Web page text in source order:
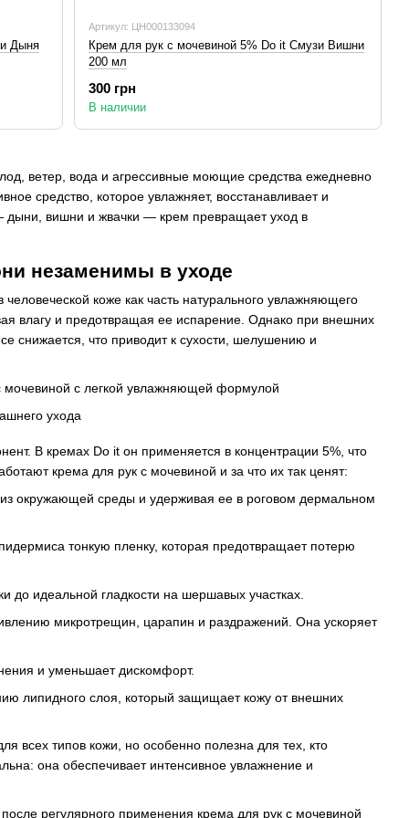
ветер, вода и агрессивные моющие средства ежедневно
средство, которое увлажняет, восстанавливает и
дыни, вишни и жвачки — крем превращает уход в
незаменимы в уходе
коже как часть натурального увлажняющего
влагу и предотвращая ее испарение. Однако при внешних
снижается, что приводит к сухости, шелушению и
В кремах Do it он применяется в концентрации 5%, что
крема для рук с мочевиной и за что их так ценят:
из окружающей среды и удерживая ее в роговом дермальном
тонкую пленку, которая предотвращает потерю
до идеальной гладкости на шершавых участках.
микротрещин, царапин и раздражений. Она ускоряет
и уменьшает дискомфорт.
липидного слоя, который защищает кожу от внешних
всех типов кожи, но особенно полезна для тех, кто
она обеспечивает интенсивное увлажнение и
Дыня
Артикул: ЦН000133094
Крем для рук с мочевиной 5% Do it Смузи Вишни
200 мл
300 грн
В наличии